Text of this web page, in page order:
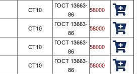
СТ10
ГОСТ 13663-
86
58000
СТ10
ГОСТ 13663-
86
58000
СТ10
ГОСТ 13663-
86
58000
СТ10
ГОСТ 13663-
86
58000